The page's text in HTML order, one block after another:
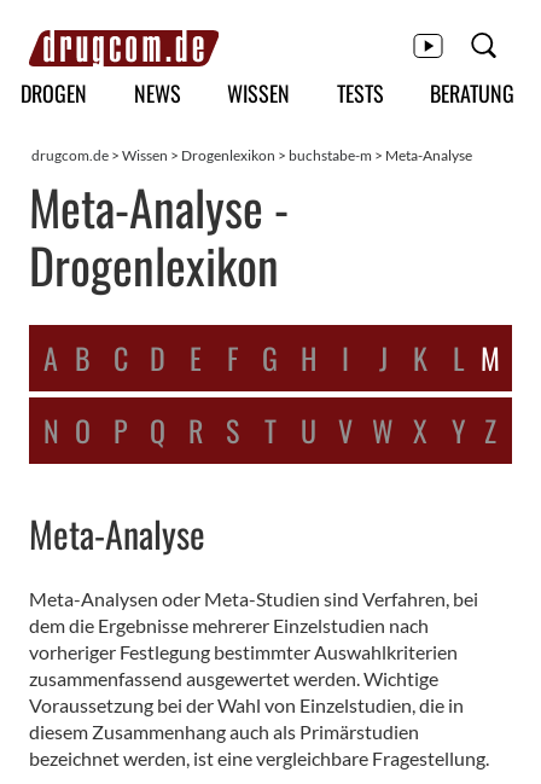
Hauptmenü
DROGEN NEWS WISSEN TESTS BERATUNG
drugcom.de > Wissen > Drogenlexikon > buchstabe-m > Meta-Analyse
Meta-Analyse -
Drogenlexikon
A B C D E F G H I J K L M
N O P Q R S T U V W X Y Z
Meta-Analyse
Meta-Analysen oder Meta-Studien sind Verfahren, bei
dem die Ergebnisse mehrerer Einzelstudien nach
vorheriger Festlegung bestimmter Auswahlkriterien
zusammenfassend ausgewertet werden. Wichtige
Voraussetzung bei der Wahl von Einzelstudien, die in
diesem Zusammenhang auch als Primärstudien
bezeichnet werden, ist eine vergleichbare Fragestellung.